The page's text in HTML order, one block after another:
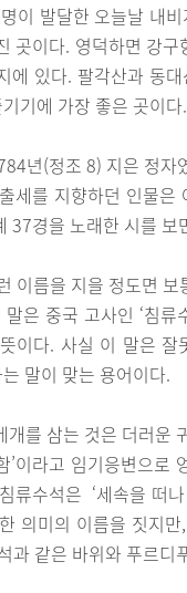
이 발달한 오늘날 내
곳이다. 영덕하면 강
에 있다. 팔각산과 동
기에 가장 좋은 곳이다.
년(정조 8) 지은 정자
세를 지향하던 인물
37경을 노래한 시를 보
이름을 지을 정도면
말은 중국 고사인 ‘침
이다. 사실 이 말은
말이 맞는 용어이다.
를 삼는 것은 더러운
이라고 임기응변으로
류수석은 ‘세속을 떠
의미의 이름을 짓지
같은 바위와 푸르디